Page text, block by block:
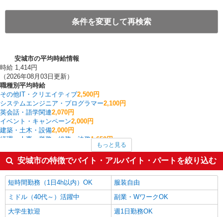
条件を変更して再検索
安城市の平均時給情報
時給 1,414円
（2026年08月03日更新）
職種別平均時給
その他IT・クリエイティブ2,500円
システムエンジニア・プログラマー2,100円
英会話・語学関連2,070円
イベント・キャンペーン2,000円
建築・土木・設備2,000円
経理・人事・労務・総務・法務1,650円
1,600円
ラウンダー1,600円
製造・組立・加工1,564円
フォークリフト1,520円
安城市の他の職種の平均時給を見る
もっと見る
安城市の特徴でバイト・アルバイト・パートを絞り込む
短時間勤務（1日4h以内）OK
服装自由
ミドル（40代～）活躍中
副業・WワークOK
大学生歓迎
週1日勤務OK